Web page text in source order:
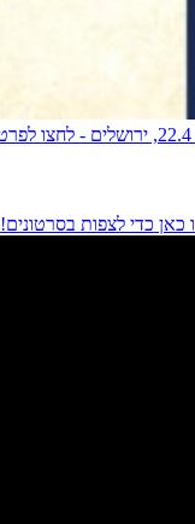
כאן כדי לצפות בסרטונים!